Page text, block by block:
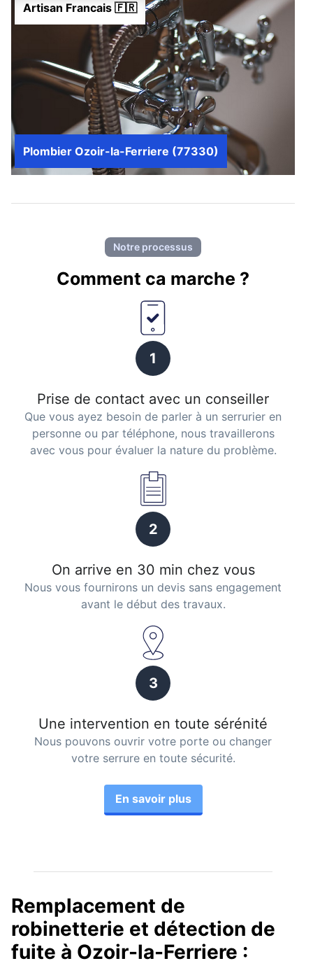
Artisan Francais 🇫🇷
Plombier Ozoir-la-Ferriere (77330)
Notre processus
Comment ca marche ?
1
Prise de contact avec un conseiller
Que vous ayez besoin de parler à un serrurier en
personne ou par téléphone, nous travaillerons
avec vous pour évaluer la nature du problème.
2
On arrive en 30 min chez vous
Nous vous fournirons un devis sans engagement
avant le début des travaux.
3
Une intervention en toute sérénité
Nous pouvons ouvrir votre porte ou changer
votre serrure en toute sécurité.
En savoir plus
Remplacement de
robinetterie et détection de
fuite à Ozoir-la-Ferriere :